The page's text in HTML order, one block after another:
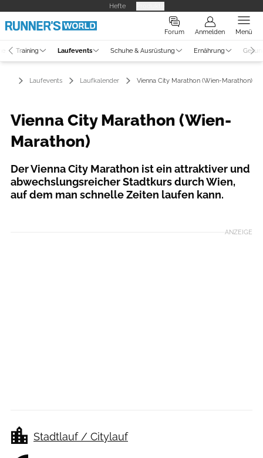
Hefte
Forum Anmelden Menü
Training Laufevents Schuhe & Ausrüstung Ernährung
Laufevents Laufkalender Vienna City Marathon (Wien-Marathon)
Vienna City Marathon (Wien-
Marathon)
Der Vienna City Marathon ist ein attraktiver und
abwechslungsreicher Stadtkurs durch Wien,
auf dem man schnelle Zeiten laufen kann.
ANZEIGE
Stadtlauf / Citylauf